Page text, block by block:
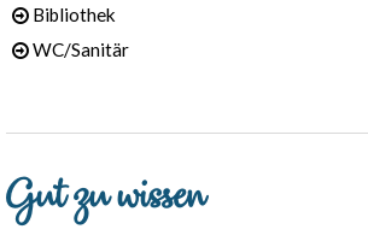
Bibliothek
WC/Sanitär
Gut zu wissen